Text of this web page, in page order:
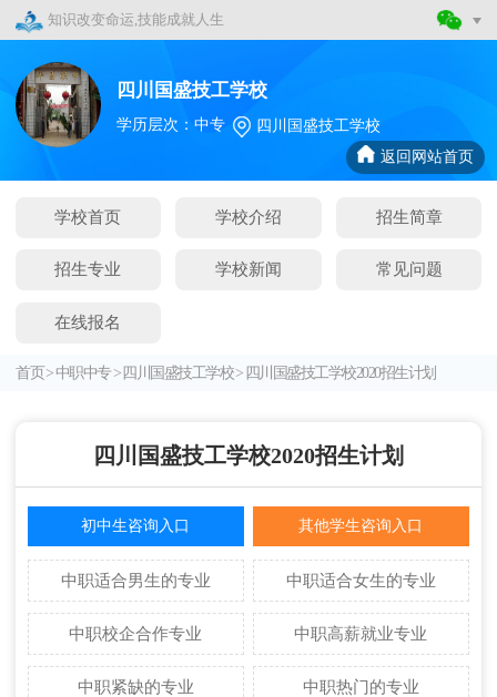
知识改变命运,技能成就人生
四川国盛技工学校
四川国盛技工学校
学历层次：中专
返回网站首页
学校首页 学校介绍 招生简章
招生专业 学校新闻 常见问题
在线报名
首页 >中职中专 > 四川国盛技工学校 > 四川国盛技工学校2020招生计划
四川国盛技工学校2020招生计划
初中生咨询入口 其他学生咨询入口
中职适合男生的专业 中职适合女生的专业
中职校企合作专业 中职高薪就业专业
中职紧缺的专业 中职热门的专业